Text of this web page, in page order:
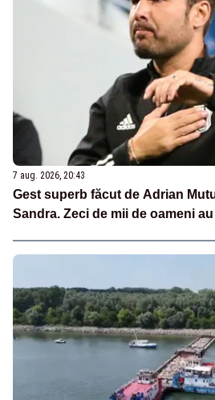
7 aug. 2026, 20:43
Gest superb făcut de Adrian
Sandra. Zeci de mii de oameni